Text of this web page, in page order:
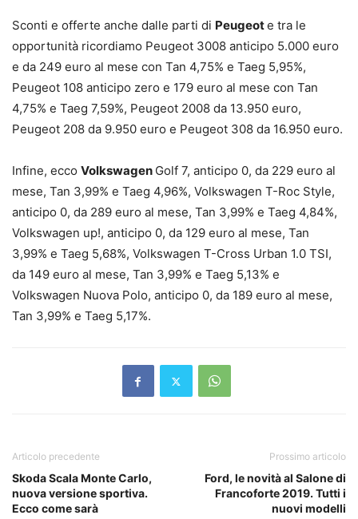
Sconti e offerte anche dalle parti di Peugeote tra le
opportunità ricordiamo Peugeot 3008 anticipo 5.000 euro
e da 249 euro al mese con Tan 4,75% e Taeg 5,95%,
Peugeot 108 anticipo zero e 179 euro al mese con Tan
4,75% e Taeg 7,59%, Peugeot 2008 da 13.950 euro,
Peugeot 208 da 9.950 euro e Peugeot 308 da 16.950 euro.
Infine, ecco Volkswagen Golf 7, anticipo 0, da 229 euro al
mese, Tan 3,99% e Taeg 4,96%, Volkswagen T-Roc Style,
anticipo 0, da 289 euro al mese, Tan 3,99% e Taeg 4,84%,
Volkswagen up!, anticipo 0, da 129 euro al mese, Tan
3,99% e Taeg 5,68%, Volkswagen T-Cross Urban 1.0 TSI,
da 149 euro al mese, Tan 3,99% e Taeg 5,13% e
Volkswagen Nuova Polo, anticipo 0, da 189 euro al mese,
Tan 3,99% e Taeg 5,17%.
Articolo precedente
Skoda Scala Monte Carlo,
nuova versione sportiva.
Ecco come sarà
Prossimo articolo
Ford, le novità al Salone di
Francoforte 2019. Tutti i
nuovi modelli